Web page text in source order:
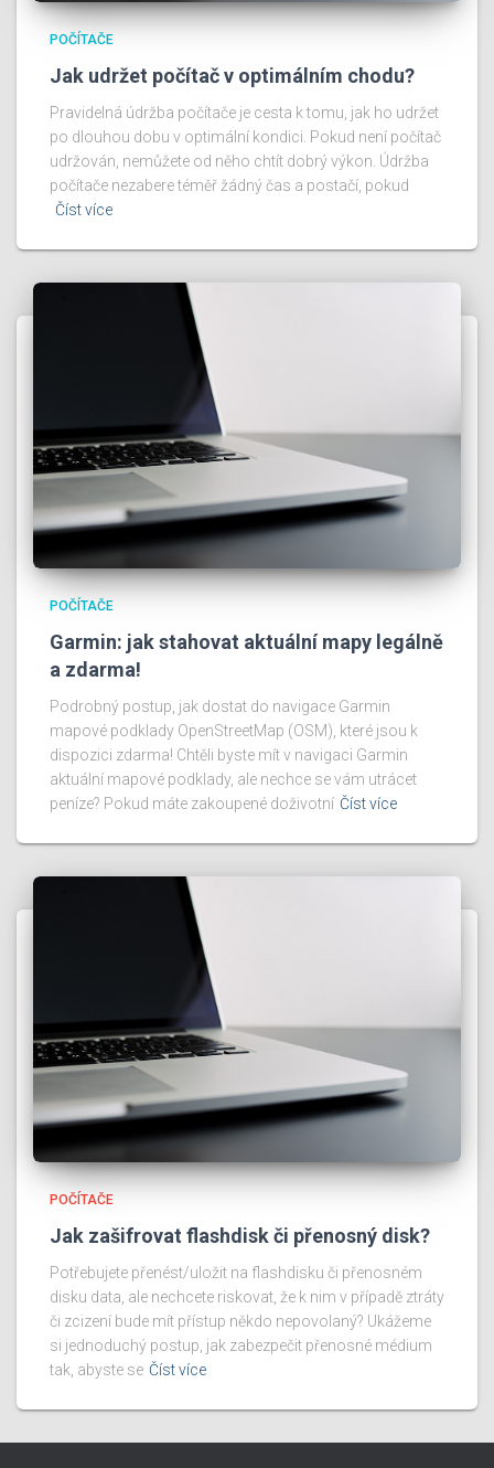
POČÍTAČE
Jak udržet počítač v optimálním chodu?
Pravidelná údržba počítače je cesta k tomu, jak ho udržet
po dlouhou dobu v optimální kondici. Pokud není počítač
udržován, nemůžete od něho chtít dobrý výkon. Údržba
počítače nezabere téměř žádný čas a postačí, pokud
Číst více
POČÍTAČE
Garmin: jak stahovat aktuální mapy legálně
a zdarma!
Podrobný postup, jak dostat do navigace Garmin
mapové podklady OpenStreetMap (OSM), které jsou k
dispozici zdarma! Chtěli byste mít v navigaci Garmin
aktuální mapové podklady, ale nechce se vám utrácet
peníze? Pokud máte zakoupené doživotní Číst více
POČÍTAČE
Jak zašifrovat flashdisk či přenosný disk?
Potřebujete přenést/uložit na flashdisku či přenosném
disku data, ale nechcete riskovat, že k nim v případě ztráty
či zcizení bude mít přístup někdo nepovolaný? Ukážeme
si jednoduchý postup, jak zabezpečit přenosné médium
tak, abyste se Číst více